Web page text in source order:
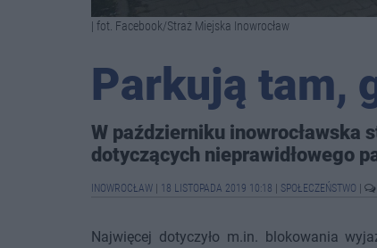
| fot. Facebook/Straż Miejska Inowrocław
Parkują tam,
W październiku inowrocławska
dotyczących nieprawidłowego
INOWROCŁAW 18 LISTOPADA 2019 10:18 SPOŁECZEŃSTWO
Najwięcej dotyczyło m.in. blokowania